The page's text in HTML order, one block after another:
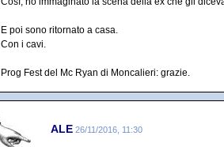
E poi sono ritornato a casa.
Con i cavi.
Prog Fest del Mc Ryan di Moncalieri: grazie.
ALE 26/11/2016, 11:30